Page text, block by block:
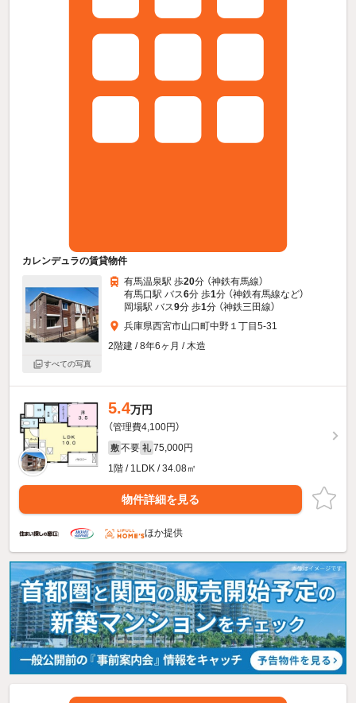
カレンデュラの賃貸物件
すべての写真
有馬温泉駅 歩20分 （神鉄有馬線）
有馬口駅 バス6分 歩1分 （神鉄有馬線など）
岡場駅 バス9分 歩1分 （神鉄三田線）
兵庫県西宮市山口町中野１丁目5-31
2階建 / 8年6ヶ月 / 木造
5.4万円
（管理費4,100円）
敷 不要 礼 75,000円
1階 / 1LDK / 34.08㎡
物件詳細を見る
ほか提供